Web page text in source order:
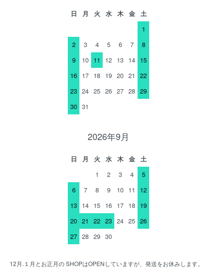
日 月 火 水 木 金
土
1
2
3 4 5 6 7
8
9
10 11 12 13 14 15
16 17 18 19 20 21
22
23 24 25 26 27 28 29
30 31
2026年9月
日 月 火 水 木 金
土
1
2 3 4
5
6
7 8 9 10 11
12
13 14 15 16 17 18 19
20 21 22 23 24 25 26
27 28 29 30
12月.１月とお正月の SHOPはOPENしていますが、発送をお休みします。